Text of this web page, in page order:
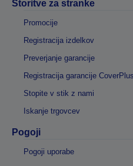
Storitve za stranke
Promocije
Registracija izdelkov
Preverjanje garancije
Registracija garancije CoverPlus
Stopite v stik z nami
Iskanje trgovcev
Pogoji
Pogoji uporabe